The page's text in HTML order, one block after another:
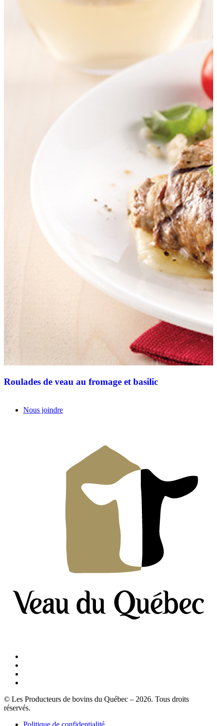
Roulades de veau au fromage et basilic
Nous joindre
© Les Producteurs de bovins du Québec – 2026. Tous droits
réservés.